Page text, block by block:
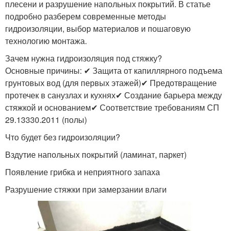
плесени и разрушение напольных покрытий. В статье
подробно разберем современные методы
гидроизоляции, выбор материалов и пошаговую
технологию монтажа.
Зачем нужна гидроизоляция под стяжку?
Основные причины: ✔ Защита от капиллярного подъема
грунтовых вод (для первых этажей)✔ Предотвращение
протечек в санузлах и кухнях✔ Создание барьера между
стяжкой и основанием✔ Соответствие требованиям СП
29.13330.2011 (полы)
Что будет без гидроизоляции?
Вздутие напольных покрытий (ламинат, паркет)
Появление грибка и неприятного запаха
Разрушение стяжки при замерзании влаги